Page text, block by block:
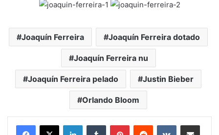
Joaquín Ferreira Joaquín Ferreira dotado
Joaquín Ferreira nu
Joaquín Ferreira pelado Justin Bieber
Orlando Bloom
LinkedinTumblr PinterestReddit VK Compartilhar via e-mail